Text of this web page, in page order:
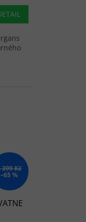
399 Kč
–65 %